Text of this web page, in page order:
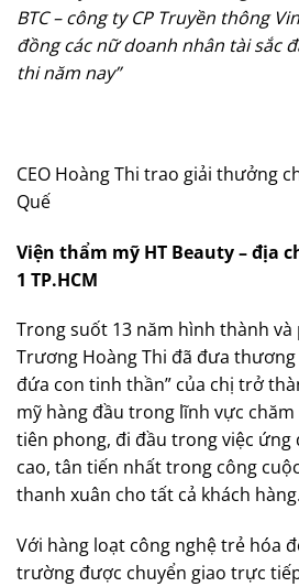
BTC – công ty CP Truyền thông
đồng các nữ doanh nhân tài sắc
thi năm nay”
CEO Hoàng Thi trao giải thưởng
Quế
Viện thẩm mỹ HT Beauty – địa
1 TP.HCM
Trong suốt 13 năm hình thành
Trương Hoàng Thi đã đưa thương
đứa con tinh thần” của chị trở
mỹ hàng đầu trong lĩnh vực chăm
tiên phong, đi đầu trong việc ứng
cao, tân tiến nhất trong công
thanh xuân cho tất cả khách hàng.
Với hàng loạt công nghệ trẻ hóa
trường được chuyển giao trực